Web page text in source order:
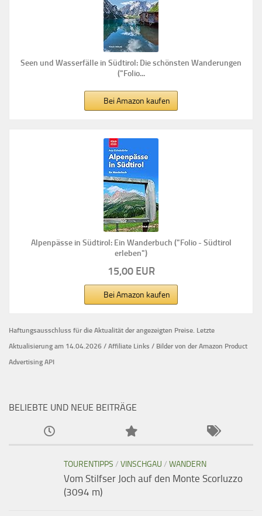
Seen und Wasserfälle in Südtirol: Die schönsten Wanderungen
("Folio...
Bei Amazon kaufen
Alpenpässe in Südtirol: Ein Wanderbuch ("Folio - Südtirol
erleben")
15,00 EUR
Bei Amazon kaufen
Haftungsausschluss für die Aktualität der angezeigten Preise. Letzte
Aktualisierung am 14.04.2026 / Affiliate Links / Bilder von der Amazon Product
Advertising API
BELIEBTE UND NEUE BEITRÄGE
TOURENTIPPS / VINSCHGAU / WANDERN
Vom Stilfser Joch auf den Monte Scorluzzo
(3094 m)